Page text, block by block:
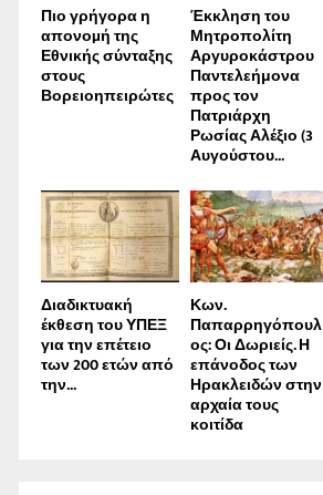
Πιο γρήγορα η
απονοµή της
Εθνικής σύνταξης
στους
Βορειοηπειρώτες
Έκκληση του
Μητροπολίτη
Αργυροκάστρου
Παντελεήμονα
προς τον
Πατριάρχη
Ρωσίας Αλέξιο (3
Αυγούστου...
Διαδικτυακή
έκθεση του ΥΠΕΞ
για την επέτειο
των 200 ετών από
την...
Κων.
Παπαρρηγόπουλ
ος: Οι Δωριείς. Η
επάνοδος των
Ηρακλειδών στην
αρχαία τους
κοιτίδα